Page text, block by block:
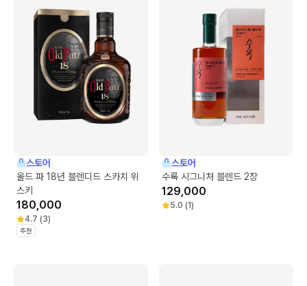
스토어
올드 파 18년 블렌디드 스카치 위
스키
180,000
4.7 (3)
추천
스토어
수록 시그니처 블렌드 2장
129,000
5.0 (1)